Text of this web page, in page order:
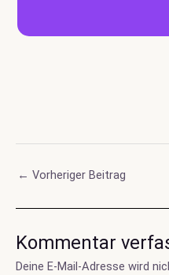
Post
← Vorheriger Beitrag
Kommentar
Deine E-Mail-Adresse wird